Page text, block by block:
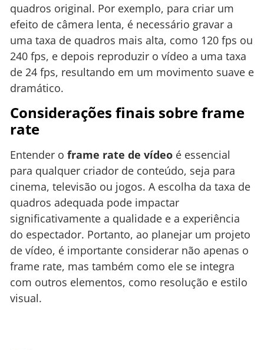
quadros original. Por exemplo, para criar um
efeito de câmera lenta, é necessário gravar a
uma taxa de quadros mais alta, como 120 fps ou
240 fps, e depois reproduzir o vídeo a uma taxa
de 24 fps, resultando em um movimento suave e
dramático.
Considerações finais sobre frame
rate
Entender o frame rate de vídeo é essencial
para qualquer criador de conteúdo, seja para
cinema, televisão ou jogos. A escolha da taxa de
quadros adequada pode impactar
significativamente a qualidade e a experiência
do espectador. Portanto, ao planejar um projeto
de vídeo, é importante considerar não apenas o
frame rate, mas também como ele se integra
com outros elementos, como resolução e estilo
visual.